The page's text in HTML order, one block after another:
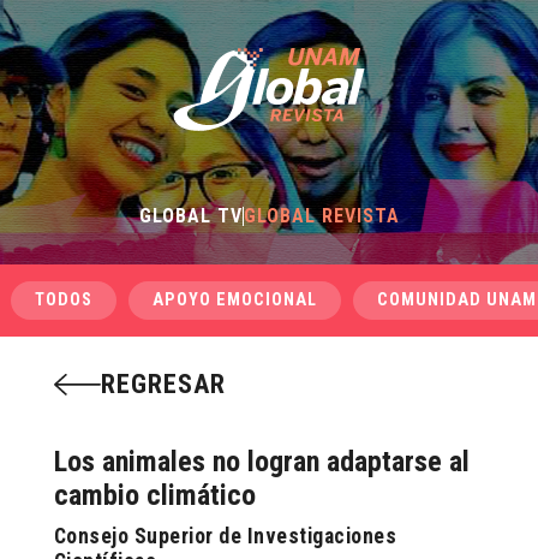
GLOBAL TVGLOBAL REVISTA
TODOS APOYO EMOCIONAL COMUNIDAD UNAM
REGRESAR
Los animales no logran adaptarse al
cambio climático
Consejo Superior de Investigaciones